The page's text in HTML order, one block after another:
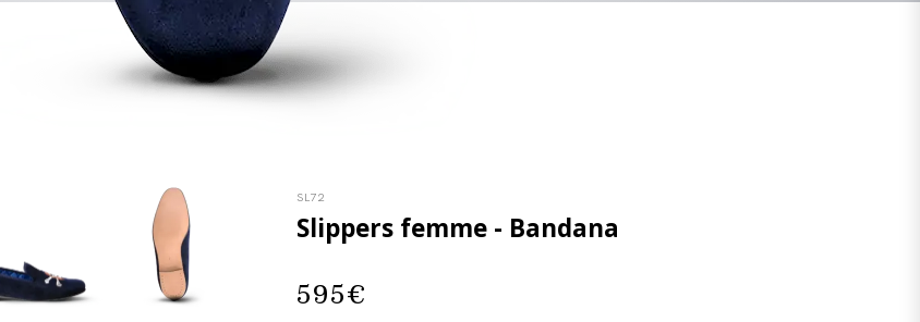
SL72
Slippers femme - Bandana
595€